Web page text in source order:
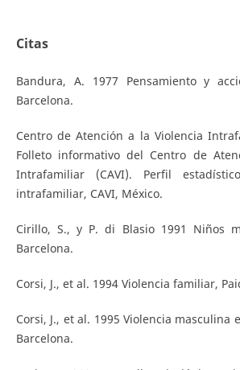
Citas
Bandura, A. 1977 Pensamiento y
Barcelona.
Centro de Atención a la Violencia
Folleto informativo del Centro de
Intrafamiliar (CAVI). Perfil
intrafamiliar, CAVI, México.
Cirillo, S., y P. di Blasio 1991 Niños
Barcelona.
Corsi, J., et al. 1994 Violencia familiar,
Corsi, J., et al. 1995 Violencia masculina
Barcelona.